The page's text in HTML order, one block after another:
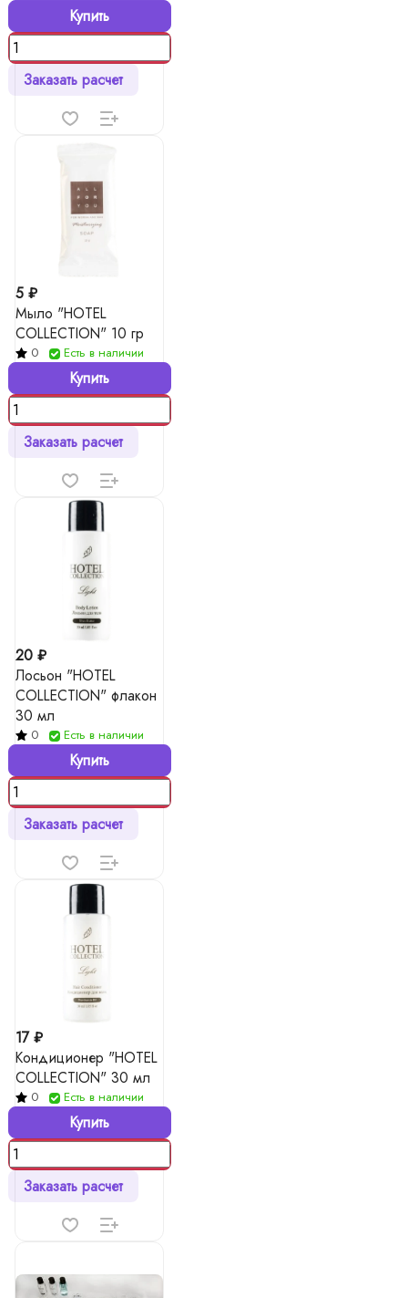
Купить
Заказать расчет
5 ₽
Мыло "HOTEL
COLLECTION" 10 гр
0 Есть в наличии
Купить
Заказать расчет
20 ₽
Лосьон "HOTEL
COLLECTION" флакон
30 мл
0 Есть в наличии
Купить
Заказать расчет
17 ₽
Кондиционер "HOTEL
COLLECTION" 30 мл
0 Есть в наличии
Купить
Заказать расчет